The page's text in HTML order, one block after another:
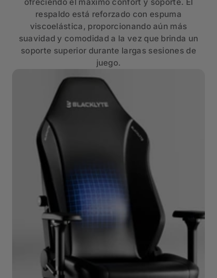
respaldo está reforzado con espuma
viscoelástica, proporcionando aún más
suavidad y comodidad a la vez que brinda un
soporte superior durante largas sesiones de
juego.